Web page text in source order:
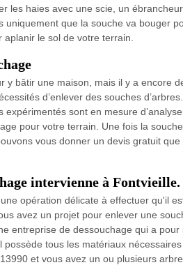
les haies avec une scie, un
uniquement que la souche va bouger
le sol de votre terrain.
y bâtir une maison, mais il y a encore
d’enlever des souches
expérimentés sont en mesure
pour votre terrain. Une fois la
vous donner un devis gratuit
intervienne à Fontvieille.
opération délicate à effectuer qu'il
avez un projet pour enlever une
entreprise de dessouchage qui a
possède tous les matériaux
et vous avez un ou plusieurs